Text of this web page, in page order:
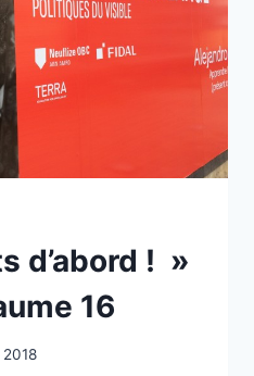
d’abord ! »
16